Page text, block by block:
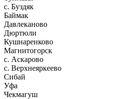
c. Буздяк
Баймак
Давлеканово
Дюртюли
Кушнаренково
Магнитогорск
с. Аскарово
с. Верхнеяркеево
Сибай
Уфа
Чекмагуш